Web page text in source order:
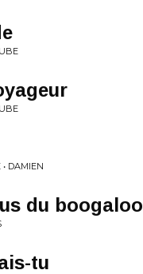
DAMIEN
du boogaloo
tu